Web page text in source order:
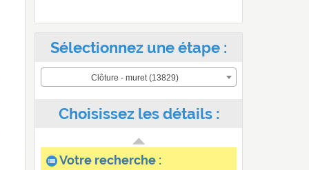
Sélectionnez une étape :
Clôture - muret (13829)
Choisissez les détails :
Votre recherche :